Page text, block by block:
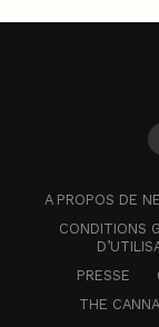
A PROPOS DE
CONDITIONS
PRESSE
THE